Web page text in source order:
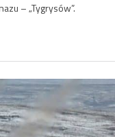
– „Tygrysów”.